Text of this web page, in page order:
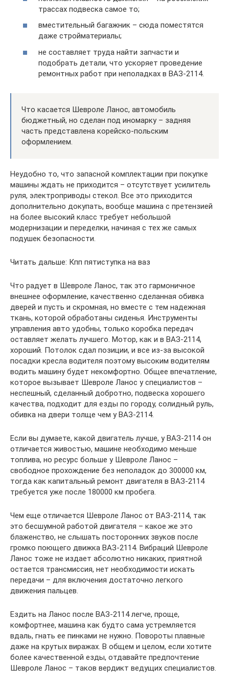
трассах подвеска самое то;
вместительный багажник – сюда поместятся
даже стройматериалы;
не составляет труда найти запчасти и
подобрать детали, что ускоряет проведение
ремонтных работ при неполадках в ВАЗ-2114.
Что касается Шевроле Ланос, автомобиль
бюджетный, но сделан под иномарку – задняя
часть представлена корейско-польским
оформлением.
Неудобно то, что запасной комплектации при покупке
машины ждать не приходится – отсутствует усилитель
руля, электроприводы стекол. Все это приходится
дополнительно докупать, вообще машина с претензией
на более высокий класс требует небольшой
модернизации и переделки, начиная с тех же самых
подушек безопасности.
Читать дальше: Кпп пятиступка на ваз
Что радует в Шевроле Ланос, так это гармоничное
внешнее оформление, качественно сделанная обивка
дверей и пусть и скромная, но вместе с тем надежная
ткань, которой обработаны сиденья. Инструменты
управления авто удобны, только коробка передач
оставляет желать лучшего. Мотор, как и в ВАЗ-2114,
хороший. Потолок сдал позиции, и все из-за высокой
посадки кресла водителя поэтому высоким водителям
водить машину будет некомфортно. Общее впечатление,
которое вызывает Шевроле Ланос у специалистов –
неспешный, сделанный добротно, подвеска хорошего
качества, подходит для езды по городу, солидный руль,
обивка на двери толще чем у ВАЗ-2114.
Если вы думаете, какой двигатель лучше, у ВАЗ-2114 он
отличается живостью, машине необходимо меньше
топлива, но ресурс больше у Шевроле Ланос –
свободное прохождение без неполадок до 300000 км,
тогда как капитальный ремонт двигателя в ВАЗ-2114
требуется уже после 180000 км пробега.
Чем еще отличается Шевроле Ланос от ВАЗ-2114, так
это бесшумной работой двигателя – какое же это
блаженство, не слышать посторонних звуков после
громко поющего движка ВАЗ-2114. Вибраций Шевроле
Ланос тоже не издает абсолютно никаких, приятной
остается трансмиссия, нет необходимости искать
передачи – для включения достаточно легкого
движения пальцев.
Ездить на Ланос после ВАЗ-2114 легче, проще,
комфортнее, машина как будто сама устремляется
вдаль, гнать ее пинками не нужно. Повороты плавные
даже на крутых виражах. В общем и целом, если хотите
более качественной езды, отдавайте предпочтение
Шевроле Ланос – таков вердикт ведущих специалистов.